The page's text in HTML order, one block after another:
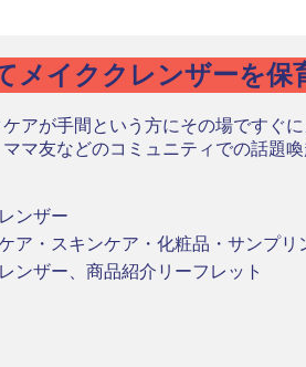
メイククレンザーを保
アが手間という方にその場ですぐ
マ友などのコミュニティでの話題
ンザー
ア・スキンケア・化粧品・サンプリ
ンザー、商品紹介リーフレット